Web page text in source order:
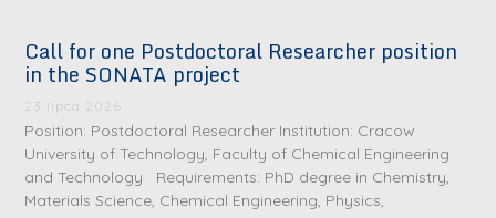
Call for one Postdoctoral Researcher position
in the SONATA project
23 lipca 2026
Position: Postdoctoral Researcher Institution: Cracow
University of Technology, Faculty of Chemical Engineering
and Technology Requirements: PhD degree in Chemistry,
Materials Science, Chemical Engineering, Physics,